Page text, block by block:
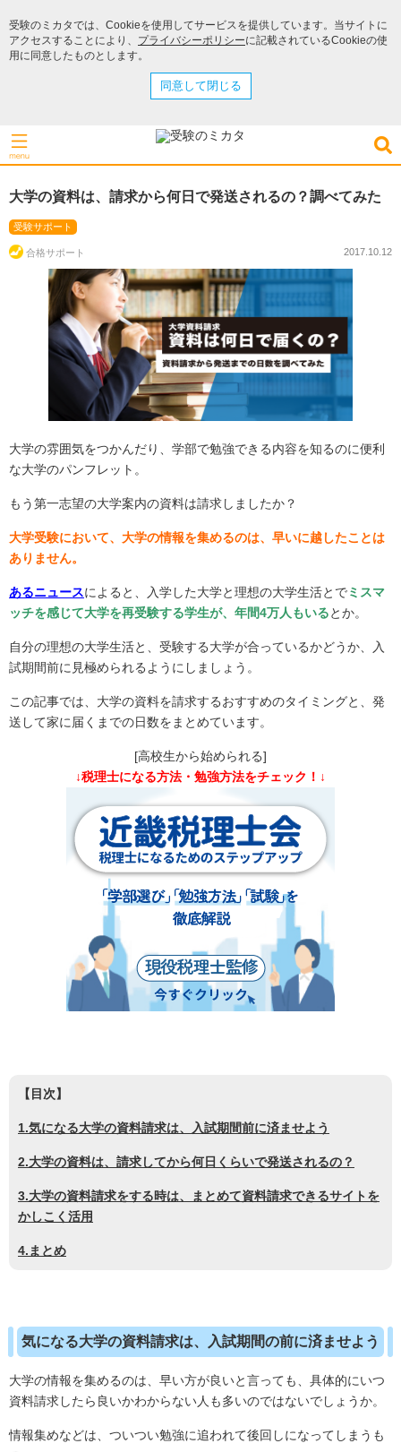
受験のミカタでは、Cookieを使用してサービスを提供しています。当サイトに
アクセスすることにより、 プライバシーポリシーに記載されているCookieの使
用に同意したものとします。
同意して閉じる
大学の資料は、請求から何日で発送されるの？調べてみた
受験サポート
合格サポート 2017.10.12
大学の雰囲気をつかんだり、学部で勉強できる内容を知るのに便利
な大学のパンフレット。
もう第一志望の大学案内の資料は請求しましたか？
大学受験において、 大学の情報を集めるのは、早いに越したことは
ありません。
あるニュースによると、入学した大学と理想の大学生活とでミスマ
ッチを感じて大学を再受験する学生が、年間4万人もいるとか。
自分の理想の大学生活と、受験する大学が合っているかどうか、入
試期間前に見極められるようにしましょう。
この記事では、大学の資料を請求するおすすめのタイミングと、発
送して家に届くまでの日数をまとめています。
[高校生から始められる]
↓税理士になる方法・勉強方法をチェック！↓
【目次】
1.気になる大学の資料請求は、入試期間前に済ませよう
2.大学の資料は、請求してから何日くらいで発送されるの？
3.大学の資料請求をする時は、まとめて資料請求できるサイトを
かしこく活用
4.まとめ
気になる大学の資料請求は、入試期間の前に済ませよう
大学の情報を集めるのは、早い方が良いと言っても、具体的にいつ
資料請求したら良いかわからない人も多いのではないでしょうか。
情報集めなどは、ついつい勉強に追われて後回しになってしまうも